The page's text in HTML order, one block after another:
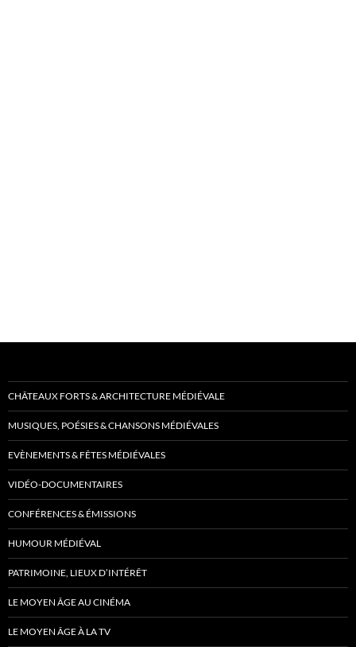
CHÂTEAUX FORTS & ARCHITECTURE MÉDIÉVALE
MUSIQUES, POÉSIES & CHANSONS MÉDIÉVALES
EVÈNEMENTS & FÊTES MÉDIÉVALES
VIDÉO-DOCUMENTAIRES
CONFÉRENCES & ÉMISSIONS
HUMOUR MÉDIÉVAL
PATRIMOINE, LIEUX D’INTÉRÊT
LE MOYEN ÂGE AU CINÉMA
LE MOYEN ÂGE À LA TV